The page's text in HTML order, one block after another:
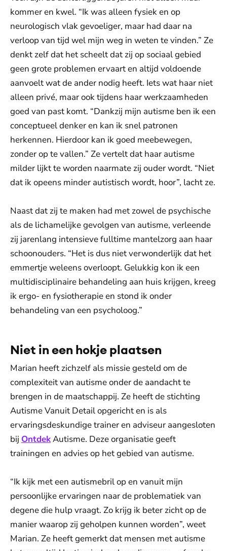
kommer en kwel. “Ik was alleen fysiek en op
neurologisch vlak gevoeliger, maar had daar na
verloop van tijd wel mijn weg in weten te vinden.” Ze
denkt zelf dat het scheelt dat zij op sociaal gebied
geen grote problemen ervaart en altijd voldoende
aanvoelt wat de ander nodig heeft. Iets wat haar niet
alleen privé, maar ook tijdens haar werkzaamheden
goed van past komt. “Dankzij mijn autisme ben ik een
conceptueel denker en kan ik snel patronen
herkennen. Hierdoor kan ik goed meebewegen,
zonder op te vallen.” Ze vertelt dat haar autisme
milder lijkt te worden naarmate zij ouder wordt. “Niet
dat ik opeens minder autistisch wordt, hoor”, lacht ze.
Naast dat zij te maken had met zowel de psychische
als de lichamelijke gevolgen van autisme, verleende
zij jarenlang intensieve fulltime mantelzorg aan haar
schoonouders. “Het is dus niet verwonderlijk dat het
emmertje weleens overloopt. Gelukkig kon ik een
multidisciplinaire behandeling aan huis krijgen, kreeg
ik ergo- en fysiotherapie en stond ik onder
behandeling van een psycholoog.”
Niet in een hokje plaatsen
Marian heeft zichzelf als missie gesteld om de
complexiteit van autisme onder de aandacht te
brengen in de maatschappij. Ze heeft de stichting
Autisme Vanuit Detail opgericht en is als
ervaringsdeskundige trainer en adviseur aangesloten
bij OntdekAutisme. Deze organisatie geeft
trainingen en advies op het gebied van autisme.
“Ik kijk met een autismebril op en vanuit mijn
persoonlijke ervaringen naar de problematiek van
degene die hulp vraagt. Zo krijg ik beter zicht op de
manier waarop zij geholpen kunnen worden”, weet
Marian. Ze heeft gemerkt dat mensen met autisme